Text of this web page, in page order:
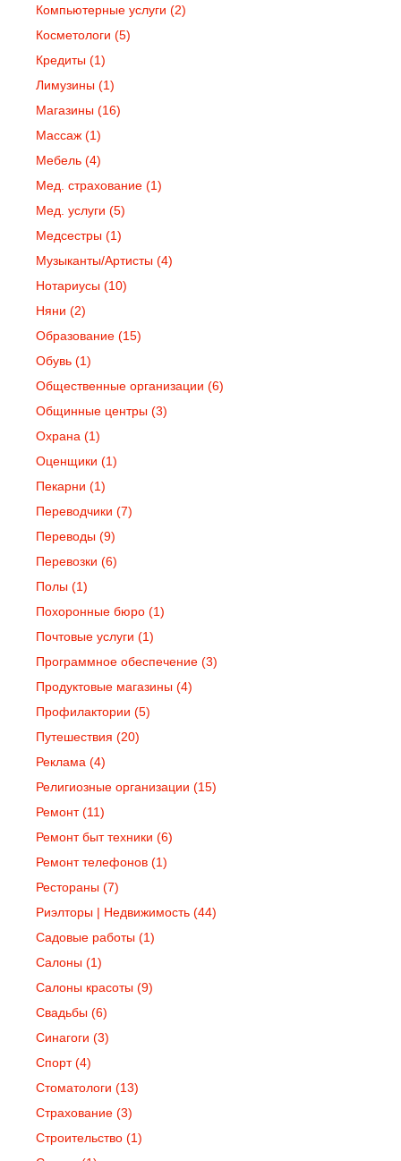
Компьютерные услуги (2)
Косметологи (5)
Кредиты (1)
Лимузины (1)
Магазины (16)
Массаж (1)
Мебель (4)
Мед. страхование (1)
Мед. услуги (5)
Медсестры (1)
Музыканты/Артисты (4)
Нотариусы (10)
Няни (2)
Образование (15)
Обувь (1)
Общественные организации (6)
Общинные центры (3)
Охрана (1)
Оценщики (1)
Пекарни (1)
Переводчики (7)
Переводы (9)
Перевозки (6)
Полы (1)
Похоронные бюро (1)
Почтовые услуги (1)
Программное обеспечение (3)
Продуктовые магазины (4)
Профилактории (5)
Путешествия (20)
Реклама (4)
Религиозные организации (15)
Ремонт(11)
Ремонт быт техники (6)
Ремонт телефонов (1)
Рестораны (7)
Риэлторы | Недвижимость (44)
Садовые работы (1)
Салоны (1)
Салоны красоты (9)
Свадьбы (6)
Синагоги (3)
Спорт(4)
Стоматологи (13)
Страхование (3)
Строительство (1)